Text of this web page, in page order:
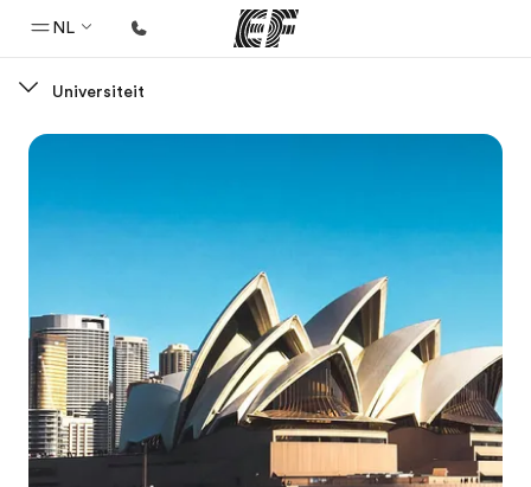
NL
Welkom bij EF
Vind een kantoor
Over ons
Wie wij zijn
Carrières
Universiteit